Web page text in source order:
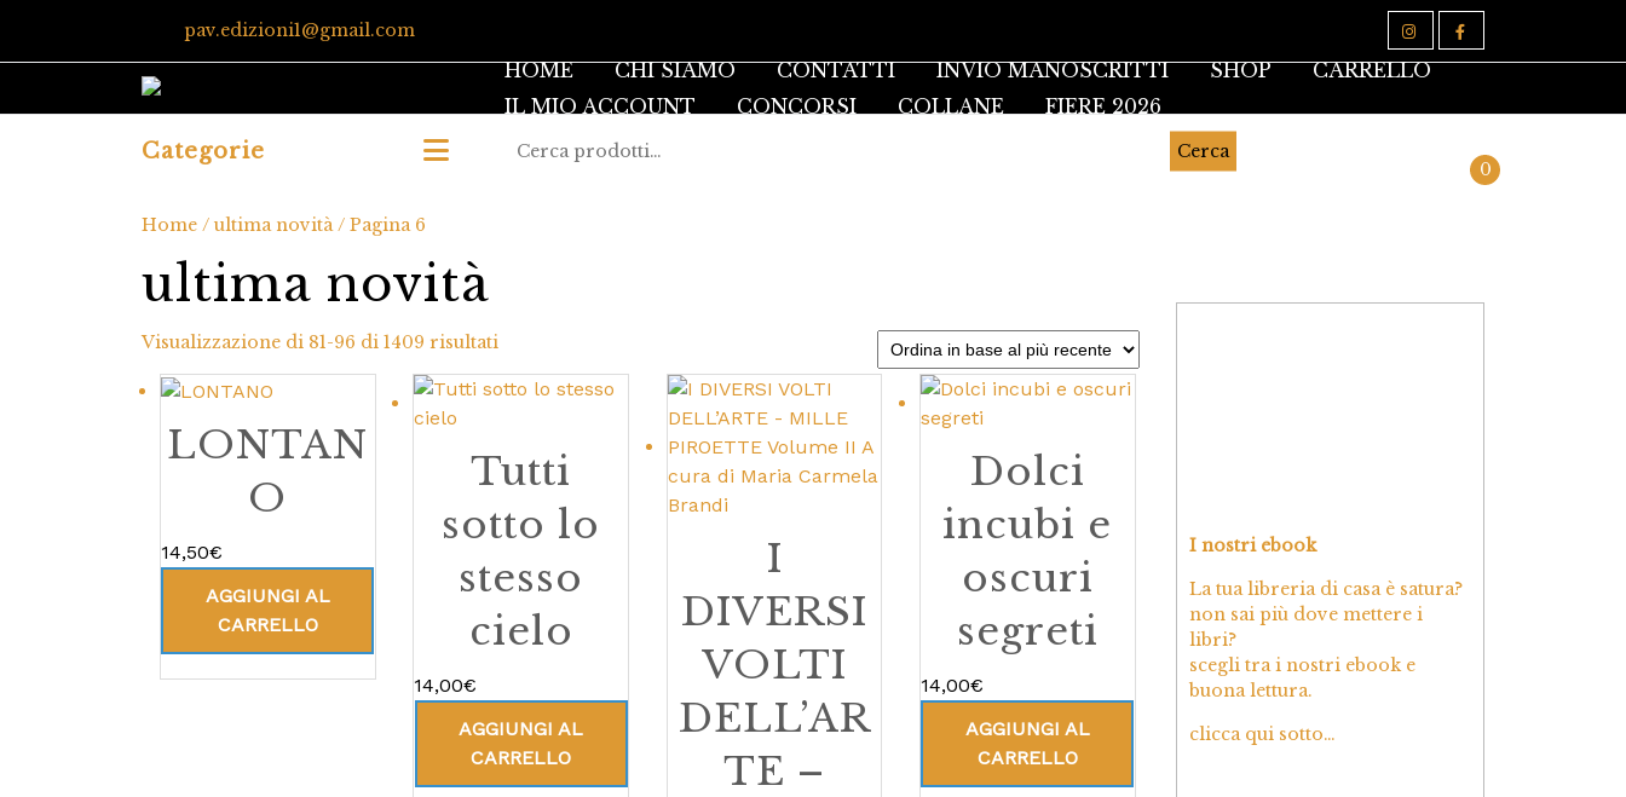
pav.edizioni1@gmail.com
HOME CHI SIAMO CONTATTI INVIO MANOSCRITTI SHOP
CARRELLO
IL MIO ACCOUNT
CONCORSI COLLANE FIERE 2026
Categorie
Cerca
0
Home / ultima novità/ Pagina 6
ultima novità
Visualizzazione di 81-96 di 1409 risultati
LONTAN
O
14,50€
AGGIUNGI AL
CARRELLO
Tutti
sotto lo
stesso
cielo
14,00€
AGGIUNGI AL
CARRELLO
I
DIVERSI
VOLTI
DELL’AR
TE –
Dolci
incubi e
oscuri
segreti
14,00€
AGGIUNGI AL
CARRELLO
I nostri ebook
La tua libreria di casa è satura?
non sai più dove mettere i
libri?
scegli tra i nostri ebook e
buona lettura.
clicca qui sotto…